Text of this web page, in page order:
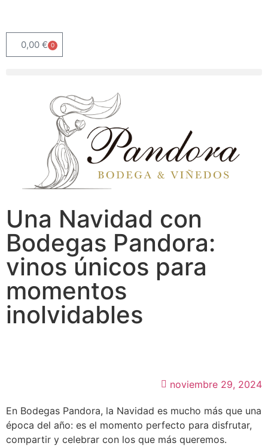
0,00 € 0
Una Navidad con
Bodegas Pandora:
vinos únicos para
momentos
inolvidables
noviembre 29, 2024
En Bodegas Pandora, la Navidad es mucho más que una
época del año: es el momento perfecto para disfrutar,
compartir y celebrar con los que más queremos.